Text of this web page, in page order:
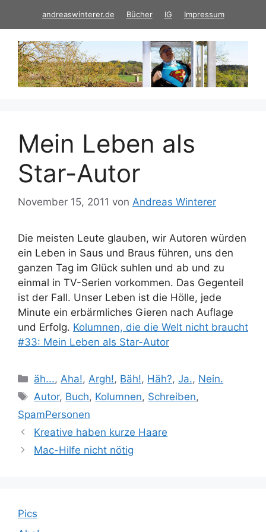
andreaswinterer.de Bücher IG Impressum
Mein Leben als
Star-Autor
November 15, 2011 von Andreas Winterer
Die meisten Leute glauben, wir Autoren würden
ein Leben in Saus und Braus führen, uns den
ganzen Tag im Glück suhlen und ab und zu
einmal in TV-Serien vorkommen. Das Gegenteil
ist der Fall. Unser Leben ist die Hölle, jede
Minute ein erbärmliches Gieren nach Auflage
und Erfolg. Kolumnen, die die Welt nicht braucht
#33: Mein Leben als Star-Autor
Kategorien
äh...,Aha!,Argh!, Bäh!, Häh?,Ja., Nein.
Schlagwörter
Autor, Buch, Kolumnen, Schreiben,
SpamPersonen
Kreative haben kurze Haare
Mac-Hilfe nicht nötig
Pics